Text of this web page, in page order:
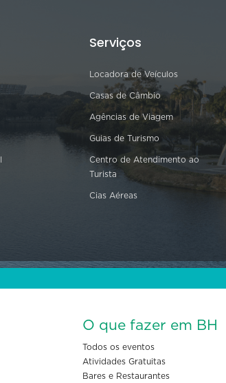
Serviços
Locadora de Veículos
Casas de Câmbio
Agências de Viagem
Guias de Turismo
Centro de Atendimento ao
Turista
Cias Aéreas
O que fazer em BH
Todos os eventos
Atividades Gratuitas
Bares e Restaurantes